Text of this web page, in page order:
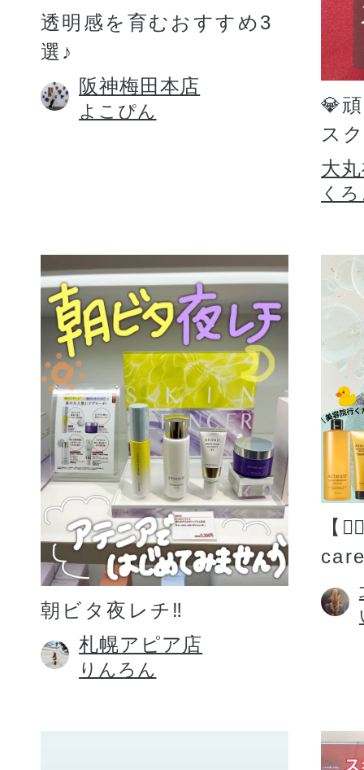
透明感を育むおすすめ3
選♪
阪神梅田本店
よこぴん
💎
ス
大
く
朝ビタ夜レチ‼️
札幌アピア店
りんろん
【